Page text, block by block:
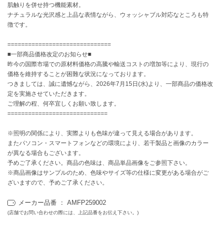
EIMY ISTOIRE
エイミー イストワール
エミ
emmi atelier
エミ アトリエ
emmi yoga
エミヨガ
エトレトウキョウ
ey
アイ
フィラ
肌触りを併せ持つ機能素材。
ナチュラルな光沢感と上品な表情ながら、ウォッシャブル対応なところも特
徴です。
==============================
■一部商品価格改定のお知らせ■
昨今の国際市場での原材料価格の高騰や輸送コストの増加等により、現行の
価格を維持することが困難な状況になっております。
つきましては、誠に遺憾ながら、2026年7月15日(水)より、一部商品の価格改
定を実施させていただきます。
ご理解の程、何卒宜しくお願い致します。
=============================
※照明の関係により、実際よりも色味が違って見える場合があります。
またパソコン・スマートフォンなどの環境により、若干製品と画像のカラー
が異なる場合もございます。
予めご了承ください。商品の色味は、商品単品画像をご参照下さい。
※商品画像はサンプルのため、色味やサイズ等の仕様に変更がある場合がご
ざいますので、予めご了承ください。
メーカー品番 ： AMFP259002
(店舗でお問い合わせの際には、上記品番をお伝え下さい。)